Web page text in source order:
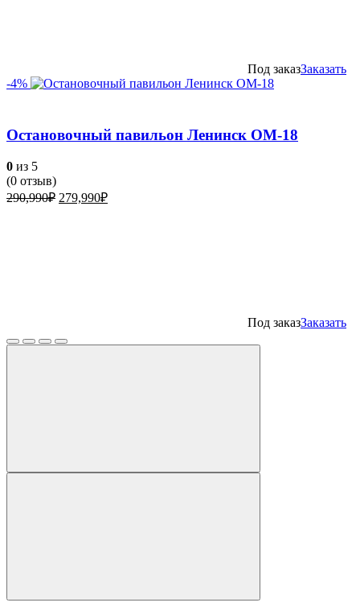
Под заказЗаказать
-4%
Остановочный павильон Ленинск ОМ-18
0 из 5
(0 отзыв)
290,990₽ Первоначальная
279,990₽Текущая
Под заказЗаказать